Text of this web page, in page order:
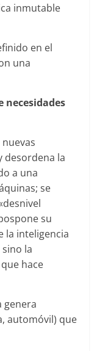
inmutable
en el
una
necesidades
desordena la
a una
se
su
la inteligencia
la
hace
genera
automóvil) que